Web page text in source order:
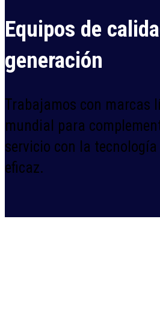
Equipos de
generación
Trabajamos con marcas
mundial para
servicio con la
eficaz.